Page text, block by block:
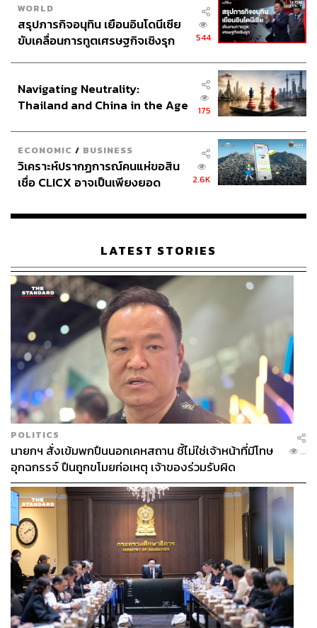
WORLD
สรุปภารกิจอนุทิน เยือนอินโดนีเซีย
ขับเคลื่อนการทูตเศรษฐกิจเชิงรุก
544
Navigating Neutrality:
Thailand and China in the Age
175
ECONOMIC / BUSINESS
วิเคราะห์ปรากฏการณ์คนแห่ขอสิน
เชื่อ CLICX อาจเป็นเพียงยอด
เรือนไทยที่ถูกซุกไว้
2.6K
LATEST STORIES
POLITICS
นายกฯ สั่งเข้มพกปืนนอกเคหสถาน ชี้ไม่ใช่เจ้าหน้าที่มีโทษ
อุกฉกรรจ์ ปืนถูกขโมยก่อเหตุ เจ้าของร่วมรับผิด
...